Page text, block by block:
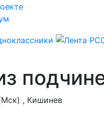
, Кишинев